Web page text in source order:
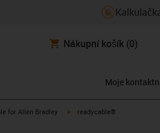
Nákupní košík (0)
Moje
arrow-right
for Allen Bradley igus-icon-arrow-right
readycable®